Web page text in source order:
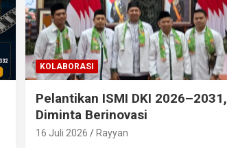
KOLABORASI
Pelantikan ISMI DKI 2026–2031,
Diminta Berinovasi
16 Juli 2026 Rayyan